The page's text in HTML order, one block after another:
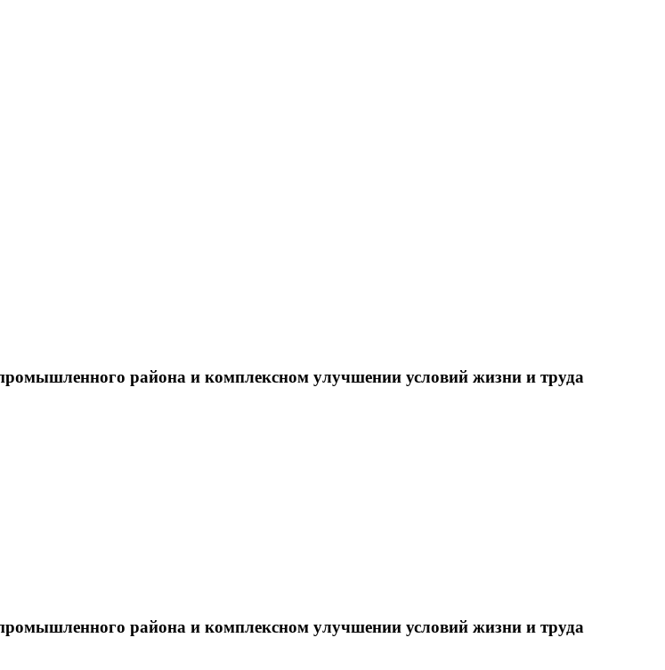
района и комплексном улучшении условий жизни и труда
района и комплексном улучшении условий жизни и труда